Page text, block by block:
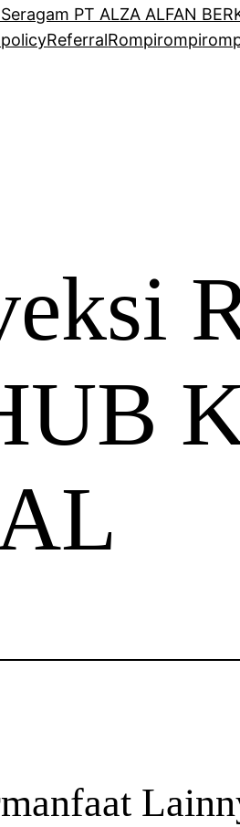
PT ALZA ALFAN
ReferralRompirompi